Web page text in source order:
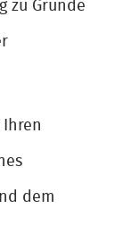
zu Grunde
dem